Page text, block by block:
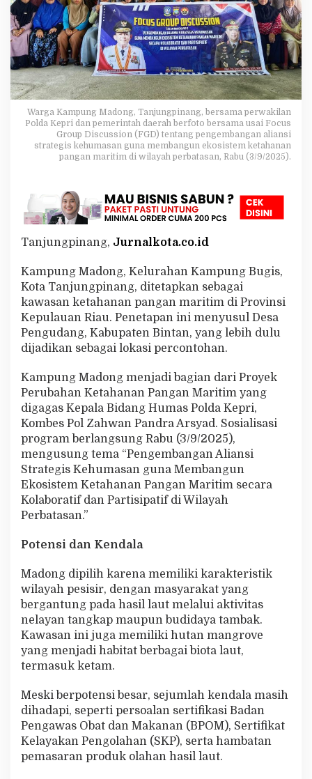
L
o
k
a
s
i
B
a
u
P
r
o
k
K
e
a
a
n
n
P
a
n
n
M
a
r
t
m
d
i
r
Warga Kampung Madong, Tanjungpinang, bersama perwakilan
Polda Kepri dan pemerintah daerah berfoto bersama usai Focus
Group Discussion (FGD) tentang pengembangan aliansi
strategis kehumasan guna membangun ekosistem ketahanan
pangan maritim di wilayah perbatasan, Rabu (3/9/2025).
Tanjungpinang, Jurnalkota.co.id
Kampung Madong, Kelurahan Kampung Bugis,
Kota Tanjungpinang, ditetapkan sebagai
kawasan ketahanan pangan maritim di Provinsi
Kepulauan Riau. Penetapan ini menyusul Desa
Pengudang, Kabupaten Bintan, yang lebih dulu
dijadikan sebagai lokasi percontohan.
Kampung Madong menjadi bagian dari Proyek
Perubahan Ketahanan Pangan Maritim yang
digagas Kepala Bidang Humas Polda Kepri,
Kombes Pol Zahwan Pandra Arsyad. Sosialisasi
program berlangsung Rabu (3/9/2025),
mengusung tema “Pengembangan Aliansi
Strategis Kehumasan guna Membangun
Ekosistem Ketahanan Pangan Maritim secara
Kolaboratif dan Partisipatif di Wilayah
Perbatasan.”
Potensi dan Kendala
Madong dipilih karena memiliki karakteristik
wilayah pesisir, dengan masyarakat yang
bergantung pada hasil laut melalui aktivitas
nelayan tangkap maupun budidaya tambak.
Kawasan ini juga memiliki hutan mangrove
yang menjadi habitat berbagai biota laut,
termasuk ketam.
Meski berpotensi besar, sejumlah kendala masih
dihadapi, seperti persoalan sertifikasi Badan
Pengawas Obat dan Makanan (BPOM), Sertifikat
Kelayakan Pengolahan (SKP), serta hambatan
pemasaran produk olahan hasil laut.